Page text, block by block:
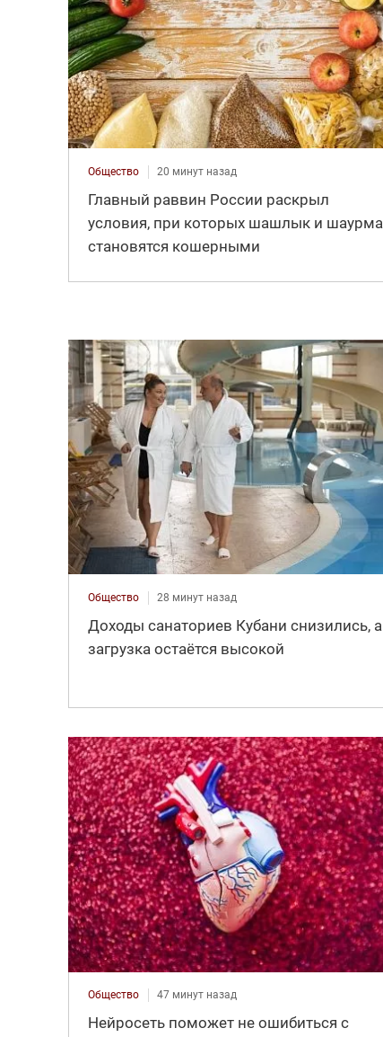
Общество 20 минут назад
Главный раввин России раскрыл
условия, при которых шашлык и шаурма
становятся кошерными
Общество 28 минут назад
Доходы санаториев Кубани снизились, а
загрузка остаётся высокой
Общество 47 минут назад
Нейросеть поможет не ошибиться с